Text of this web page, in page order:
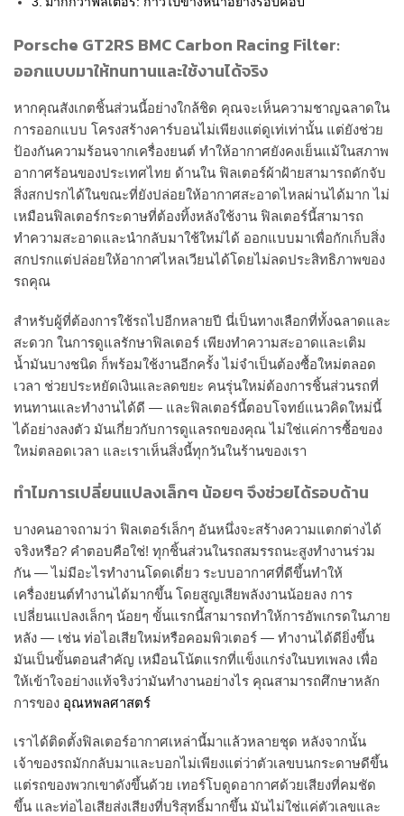
Porsche GT2RS BMC Carbon Racing Filter:
ออกแบบมาให้ทนทานและใช้งานได้จริง
หากคุณสังเกตชิ้นส่วนนี้อย่างใกล้ชิด คุณจะเห็นความชาญฉลาดใน
การออกแบบ โครงสร้างคาร์บอนไม่เพียงแต่ดูเท่เท่านั้น แต่ยังช่วย
ป้องกันความร้อนจากเครื่องยนต์ ทำให้อากาศยังคงเย็นแม้ในสภาพ
อากาศร้อนของประเทศไทย ด้านใน ฟิลเตอร์ผ้าฝ้ายสามารถดักจับ
สิ่งสกปรกได้ในขณะที่ยังปล่อยให้อากาศสะอาดไหลผ่านได้มาก ไม่
เหมือนฟิลเตอร์กระดาษที่ต้องทิ้งหลังใช้งาน ฟิลเตอร์นี้สามารถ
ทำความสะอาดและนำกลับมาใช้ใหม่ได้ ออกแบบมาเพื่อกักเก็บสิ่ง
สกปรกแต่ปล่อยให้อากาศไหลเวียนได้โดยไม่ลดประสิทธิภาพของ
รถคุณ
สำหรับผู้ที่ต้องการใช้รถไปอีกหลายปี นี่เป็นทางเลือกที่ทั้งฉลาดและ
สะดวก ในการดูแลรักษาฟิลเตอร์ เพียงทำความสะอาดและเติม
น้ำมันบางชนิด ก็พร้อมใช้งานอีกครั้ง ไม่จำเป็นต้องซื้อใหม่ตลอด
เวลา ช่วยประหยัดเงินและลดขยะ คนรุ่นใหม่ต้องการชิ้นส่วนรถที่
ทนทานและทำงานได้ดี — และฟิลเตอร์นี้ตอบโจทย์แนวคิดใหม่นี้
ได้อย่างลงตัว มันเกี่ยวกับการดูแลรถของคุณ ไม่ใช่แค่การซื้อของ
ใหม่ตลอดเวลา และเราเห็นสิ่งนี้ทุกวันในร้านของเรา
ทำไมการเปลี่ยนแปลงเล็กๆ น้อยๆ จึงช่วยได้รอบด้าน
บางคนอาจถามว่า ฟิลเตอร์เล็กๆ อันหนึ่งจะสร้างความแตกต่างได้
จริงหรือ? คำตอบคือใช่! ทุกชิ้นส่วนในรถสมรรถนะสูงทำงานร่วม
กัน — ไม่มีอะไรทำงานโดดเดี่ยว ระบบอากาศที่ดีขึ้นทำให้
เครื่องยนต์ทำงานได้มากขึ้น โดยสูญเสียพลังงานน้อยลง การ
เปลี่ยนแปลงเล็กๆ น้อยๆ ขั้นแรกนี้สามารถทำให้การอัพเกรดในภาย
หลัง — เช่น ท่อไอเสียใหม่หรือคอมพิวเตอร์ — ทำงานได้ดียิ่งขึ้น
มันเป็นขั้นตอนสำคัญ เหมือนโน้ตแรกที่แข็งแกร่งในบทเพลง เพื่อ
ให้เข้าใจอย่างแท้จริงว่ามันทำงานอย่างไร คุณสามารถศึกษาหลัก
การของ อุณหพลศาสตร์
เราได้ติดตั้งฟิลเตอร์อากาศเหล่านี้มาแล้วหลายชุด หลังจากนั้น
เจ้าของรถมักกลับมาและบอกไม่เพียงแต่ว่าตัวเลขบนกระดาษดีขึ้น
แต่รถของพวกเขาดังขึ้นด้วย เทอร์โบดูดอากาศด้วยเสียงที่คมชัด
ขึ้น และท่อไอเสียส่งเสียงที่บริสุทธิ์มากขึ้น มันไม่ใช่แค่ตัวเลขและ